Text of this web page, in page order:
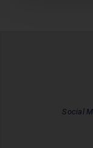
Social